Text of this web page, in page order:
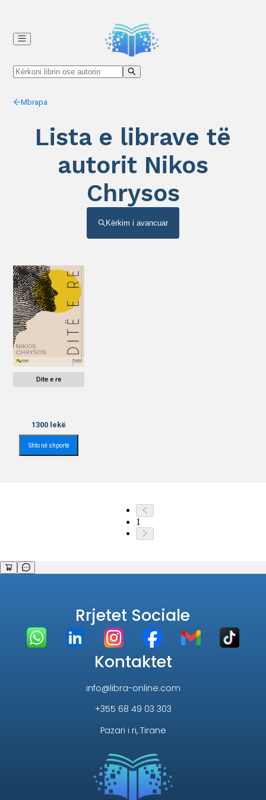
Mbrapa
Lista e librave të
autorit Nikos
Chrysos
Kërkim i avancuar
Dite e re
1300 lekë
Shto në shportë
1
Rrjetet Sociale
Kontaktet
info@libra-online.com
+355 68 49 03 303
Pazari i ri, Tirane